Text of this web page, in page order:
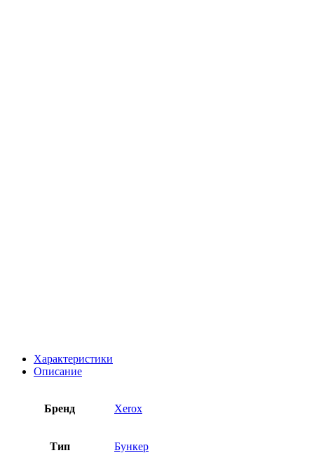
Характеристики
Описание
Бренд Xerox
Тип Бункер